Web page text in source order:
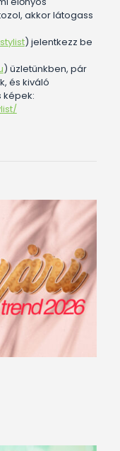
akkor látogass
) jelentkezz be
) üzletünkben, pár
és kiváló
képek: